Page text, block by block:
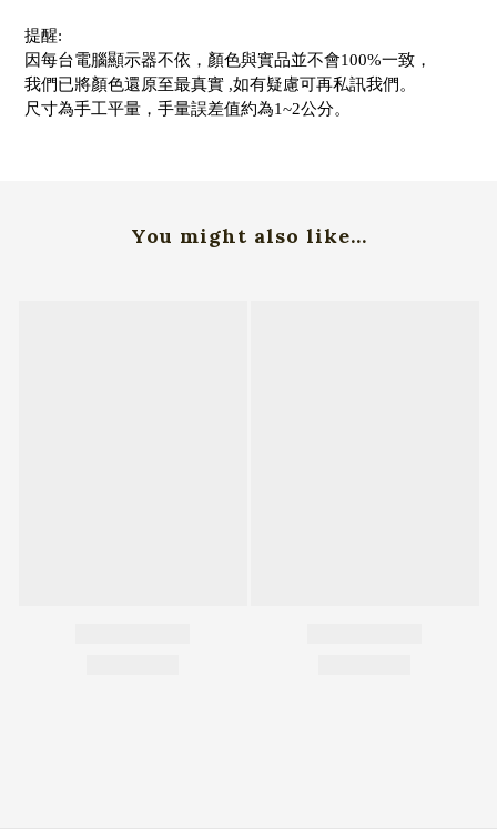
提醒:
因每台電腦顯示器不依，顏色與實品並不會100%一致，
我們已將顏色還原至最真實 ,如有疑慮可再私訊我們。
尺寸為手工平量，手量誤差值約為1~2公分。
You might also like...